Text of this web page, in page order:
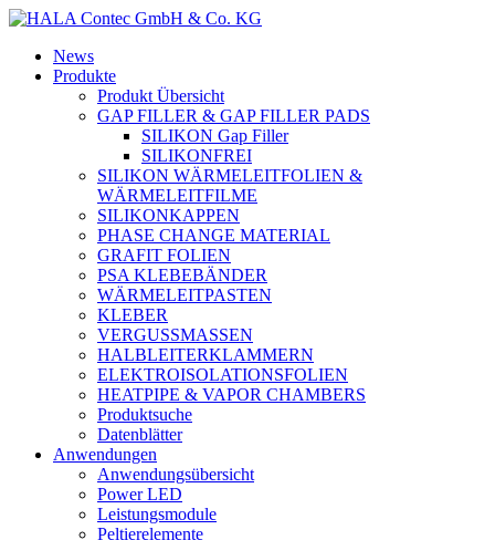
News
Produkte
Produkt Übersicht
GAP FILLER & GAP FILLER PADS
SILIKON Gap Filler
SILIKONFREI
SILIKON WÄRMELEITFOLIEN &
WÄRMELEITFILME
SILIKONKAPPEN
PHASE CHANGE MATERIAL
GRAFIT FOLIEN
PSA KLEBEBÄNDER
WÄRMELEITPASTEN
KLEBER
VERGUSSMASSEN
HALBLEITERKLAMMERN
ELEKTROISOLATIONSFOLIEN
HEATPIPE & VAPOR CHAMBERS
Produktsuche
Datenblätter
Anwendungen
Anwendungsübersicht
Power LED
Leistungsmodule
Peltierelemente